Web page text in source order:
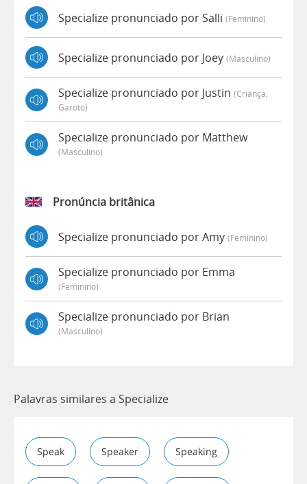
Specialize pronunciado por Salli (feminino)
Specialize pronunciado por Joey (masculino)
Specialize pronunciado por Justin (criança,
Garoto)
Specialize pronunciado por Matthew
(masculino)
Pronúncia britânica
Specialize pronunciado por Amy (feminino)
Specialize pronunciado por Emma
(feminino)
Specialize pronunciado por Brian
(masculino)
Palavras similares a Specialize
Speak Speaker Speaking